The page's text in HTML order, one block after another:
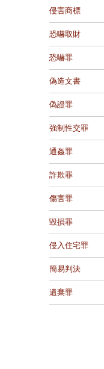
侵害商標
恐嚇取財
恐嚇罪
偽造文書
偽證罪
強制性交罪
通姦罪
詐欺罪
傷害罪
毀損罪
侵入住宅罪
簡易判決
遺棄罪